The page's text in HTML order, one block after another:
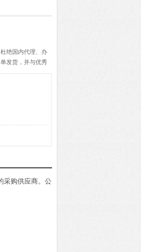
绝国内代理、办
发货，并与优秀
购物体验。
采购供应商。公